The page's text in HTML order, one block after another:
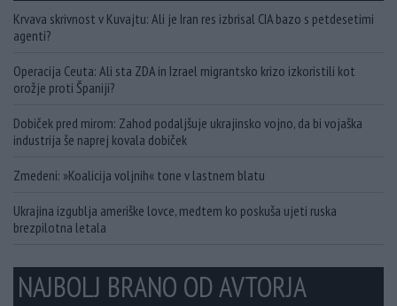
Krvava skrivnost v Kuvajtu: Ali je Iran res izbrisal CIA bazo s petdesetimi
agenti?
Operacija Ceuta: Ali sta ZDA in Izrael migrantsko krizo izkoristili kot
orožje proti Španiji?
Dobiček pred mirom: Zahod podaljšuje ukrajinsko vojno, da bi vojaška
industrija še naprej kovala dobiček
Zmedeni: »Koalicija voljnih« tone v lastnem blatu
Ukrajina izgublja ameriške lovce, medtem ko poskuša ujeti ruska
brezpilotna letala
NAJBOLJ BRANO OD AVTORJA